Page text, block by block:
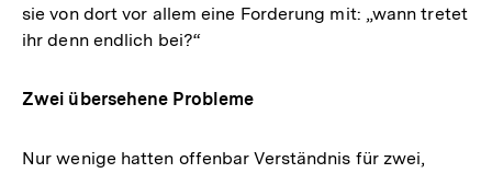
sie von dort vor allem eine Forderung mit: „wann tretet
ihr denn endlich bei?“
Zwei übersehene Probleme
Nur wenige hatten offenbar Verständnis für zwei,